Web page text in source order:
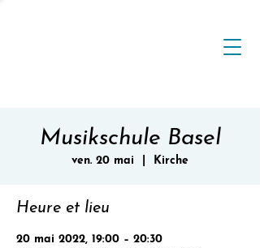
Musikschule Basel
ven. 20 mai Kirche
Heure et lieu
20 mai 2022, 19:00 – 20:30